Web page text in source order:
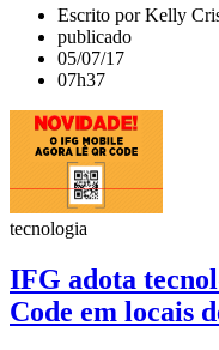
Escrito por Kelly
publicado
05/07/17
07h37
tecnologia
IFG adota
Code em locais